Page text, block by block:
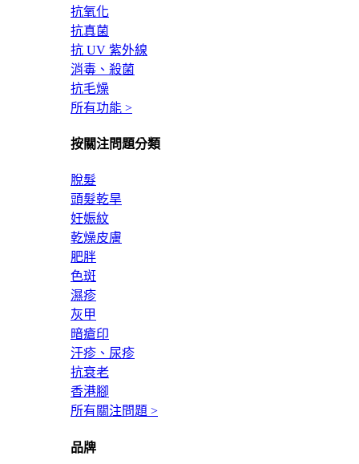
抗氧化
抗真菌
抗 UV 紫外線
消毒、殺菌
抗毛燥
所有功能 >
按關注問題分類
脫髮
頭髮乾旱
妊娠紋
乾燥皮膚
肥胖
色斑
濕疹
灰甲
暗瘡印
汗疹、尿疹
抗衰老
香港腳
所有關注問題 >
品牌